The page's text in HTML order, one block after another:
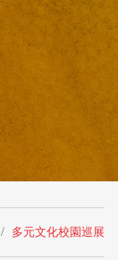
多元文化校園巡展